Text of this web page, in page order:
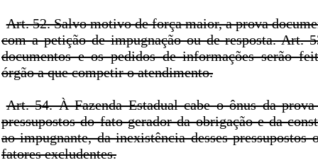
Art. 52. Salvo motivo de força maior, a prova
com a petição de impugnação ou de resposta. Art.
documentos e os pedidos de informações serão
órgão a que competir o atendimento.
Art. 54. À Fazenda Estadual cabe o ônus da
pressupostos do fato gerador da obrigação e da
ao impugnante, da inexistência desses pressupostos
fatores excludentes.